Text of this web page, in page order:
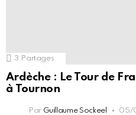
3 Partages
Ardèche : Le Tour de
à Tournon
Par Guillaume Sockeel 05/